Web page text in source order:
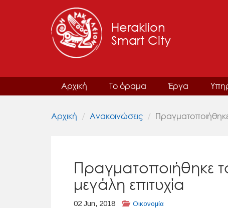
Heraklion
Smart City
Αρχική Το όραμα Έργα
Αρχική Ανακοινώσεις
Πραγματοποιήθηκε
μεγάλη επιτυχία
02 Jun, 2018 Οικονομία